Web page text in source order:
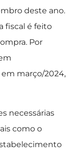
deste ano.
fiscal é feito
Por
março/2024,
necessárias
como o